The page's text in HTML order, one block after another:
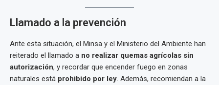
Llamado a la prevención
Ante esta situación, el Minsa y el Ministerio del Ambiente han
reiterado el llamado a no realizar quemas agrícolas sin
autorización, y recordar que encender fuego en zonas
naturales está prohibido por ley. Además, recomiendan a la